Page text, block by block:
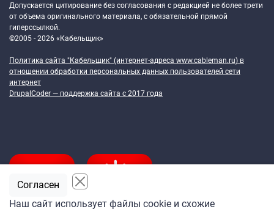
Допускается цитирование без согласования с редакцией не более трети
от объема оригинального материала, с обязательной прямой
гиперссылкой.
©2005 - 2026 «Кабельщик»
Политика сайта "Кабельщик" (интернет-адреса www.cableman.ru) в
отношении обработки персональных данных пользователей сети
интернет
DrupalCoder — поддержка сайта c 2017 года
Наш сайт использует файлы cookie и схожие
Согласен